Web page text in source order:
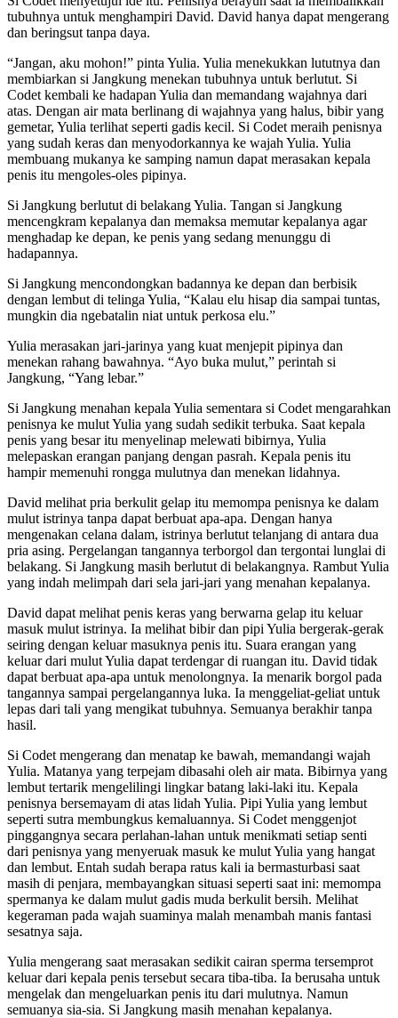
tubuhnya untuk menghampiri David. David hanya dapat mengerang
dan beringsut tanpa daya.
“Jangan, aku mohon!” pinta Yulia. Yulia menekukkan lututnya dan
membiarkan si Jangkung menekan tubuhnya untuk berlutut. Si
Codet kembali ke hadapan Yulia dan memandang wajahnya dari
atas. Dengan air mata berlinang di wajahnya yang halus, bibir yang
gemetar, Yulia terlihat seperti gadis kecil. Si Codet meraih penisnya
yang sudah keras dan menyodorkannya ke wajah Yulia. Yulia
membuang mukanya ke samping namun dapat merasakan kepala
penis itu mengoles-oles pipinya.
Si Jangkung berlutut di belakang Yulia. Tangan si Jangkung
mencengkram kepalanya dan memaksa memutar kepalanya agar
menghadap ke depan, ke penis yang sedang menunggu di
hadapannya.
Si Jangkung mencondongkan badannya ke depan dan berbisik
dengan lembut di telinga Yulia, “Kalau elu hisap dia sampai tuntas,
mungkin dia ngebatalin niat untuk perkosa elu.”
Yulia merasakan jari-jarinya yang kuat menjepit pipinya dan
menekan rahang bawahnya. “Ayo buka mulut,” perintah si
Jangkung, “Yang lebar.”
Si Jangkung menahan kepala Yulia sementara si Codet mengarahkan
penisnya ke mulut Yulia yang sudah sedikit terbuka. Saat kepala
penis yang besar itu menyelinap melewati bibirnya, Yulia
melepaskan erangan panjang dengan pasrah. Kepala penis itu
hampir memenuhi rongga mulutnya dan menekan lidahnya.
David melihat pria berkulit gelap itu memompa penisnya ke dalam
mulut istrinya tanpa dapat berbuat apa-apa. Dengan hanya
mengenakan celana dalam, istrinya berlutut telanjang di antara dua
pria asing. Pergelangan tangannya terborgol dan tergontai lunglai di
belakang. Si Jangkung masih berlutut di belakangnya. Rambut Yulia
yang indah melimpah dari sela jari-jari yang menahan kepalanya.
David dapat melihat penis keras yang berwarna gelap itu keluar
masuk mulut istrinya. Ia melihat bibir dan pipi Yulia bergerak-gerak
seiring dengan keluar masuknya penis itu. Suara erangan yang
keluar dari mulut Yulia dapat terdengar di ruangan itu. David tidak
dapat berbuat apa-apa untuk menolongnya. Ia menarik borgol pada
tangannya sampai pergelangannya luka. Ia menggeliat-geliat untuk
lepas dari tali yang mengikat tubuhnya. Semuanya berakhir tanpa
hasil.
Si Codet mengerang dan menatap ke bawah, memandangi wajah
Yulia. Matanya yang terpejam dibasahi oleh air mata. Bibirnya yang
lembut tertarik mengelilingi lingkar batang laki-laki itu. Kepala
penisnya bersemayam di atas lidah Yulia. Pipi Yulia yang lembut
seperti sutra membungkus kemaluannya. Si Codet menggenjot
pinggangnya secara perlahan-lahan untuk menikmati setiap senti
dari penisnya yang menyeruak masuk ke mulut Yulia yang hangat
dan lembut. Entah sudah berapa ratus kali ia bermasturbasi saat
masih di penjara, membayangkan situasi seperti saat ini: memompa
spermanya ke dalam mulut gadis muda berkulit bersih. Melihat
kegeraman pada wajah suaminya malah menambah manis fantasi
sesatnya saja.
Yulia mengerang saat merasakan sedikit cairan sperma tersemprot
keluar dari kepala penis tersebut secara tiba-tiba. Ia berusaha untuk
mengelak dan mengeluarkan penis itu dari mulutnya. Namun
semuanya sia-sia. Si Jangkung masih menahan kepalanya.